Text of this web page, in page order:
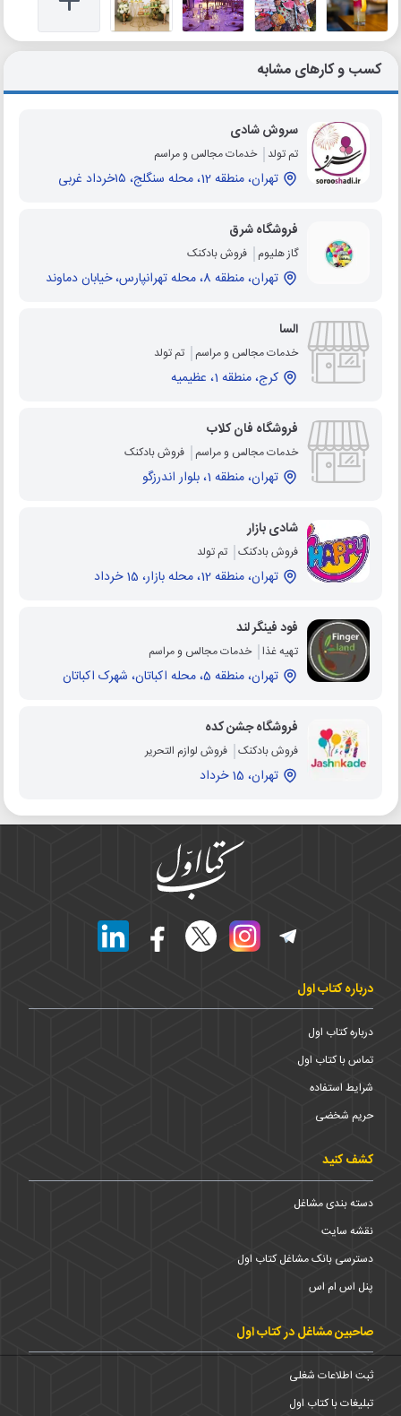
کسب و کارهای مشابه
سروش شادی
تم تولد خدمات مجالس و مراسم
تهران، منطقه 12، محله سنگلج، ۱۵خرداد غربی
فروشگاه شرق
گاز هلیوم فروش بادکنک
تهران، منطقه 8، محله تهرانپارس، خیابان دماوند
السا
خدمات مجالس و مراسم تم تولد
کرج، منطقه 1، عظیمیه
فروشگاه فان کلاب
خدمات مجالس و مراسم فروش بادکنک
تهران، منطقه 1، بلوار اندرزگو
شادی بازار
فروش بادکنک تم تولد
تهران، منطقه 12، محله بازار، 15 خرداد
فود فینگر لند
تهیه غذا خدمات مجالس و مراسم
تهران، منطقه 5، محله اکباتان، شهرک اکباتان
فروشگاه جشن کده
فروش بادکنک فروش لوازم التحریر
تهران، 15 خرداد
درباره کتاب اول
درباره کتاب اول
تماس با کتاب اول
شرایط استفاده
حریم شخضی
کشف کنید
دسته بندی مشاغل
نقشه سایت
دسترسی بانک مشاغل کتاب اول
پنل اس ام اس
صاحبین مشاغل در کتاب اول
ثبت اطلاعات شغلی
تبلیغات با کتاب اول